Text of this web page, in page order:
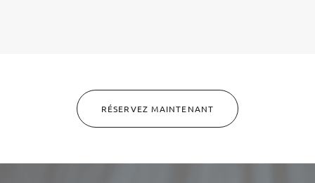
RÉSERVEZ MAINTENANT